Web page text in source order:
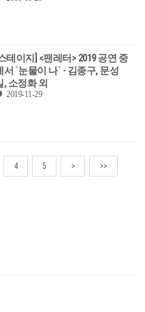
테이지] <팬레터> 2019 공연 중
서 `눈물이 나` - 김종구, 문성
, 소정화 외
2019-11-29
4 5 > >>